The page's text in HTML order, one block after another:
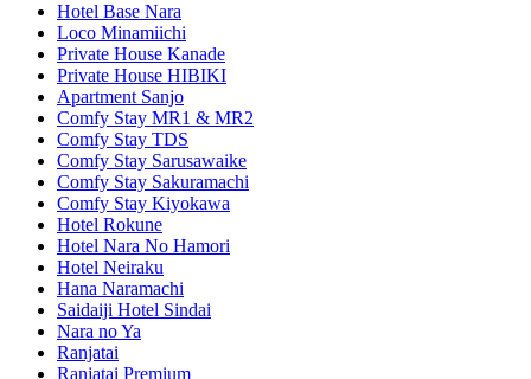
Hotel Base Nara
Loco Minamiichi
Private House Kanade
Private House HIBIKI
Apartment Sanjo
Comfy Stay MR1 & MR2
Comfy Stay TDS
Comfy Stay Sarusawaike
Comfy Stay Sakuramachi
Comfy Stay Kiyokawa
Hotel Rokune
Hotel Nara No Hamori
Hotel Neiraku
Hana Naramachi
Saidaiji Hotel Sindai
Nara no Ya
Ranjatai
Ranjatai Premium